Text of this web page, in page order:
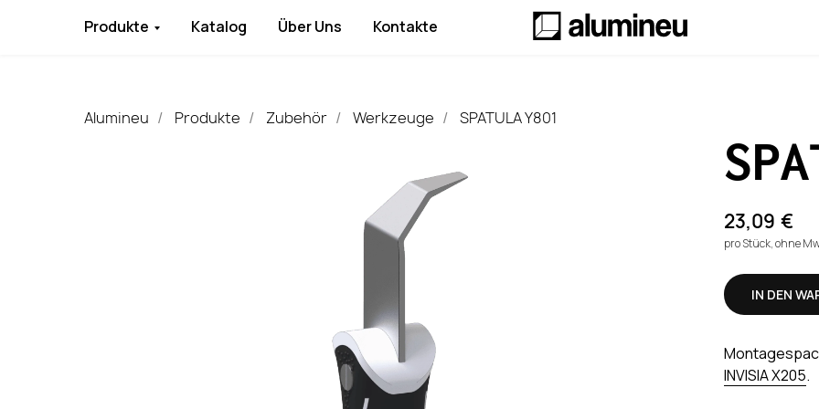
Produkte Katalog Über Uns Kontakte
Alumineu / Produkte / Zubehör / Werkzeuge / SPATULA Y801
23,09 €
pro Stück, ohne
IN DEN
INVISIA X205.